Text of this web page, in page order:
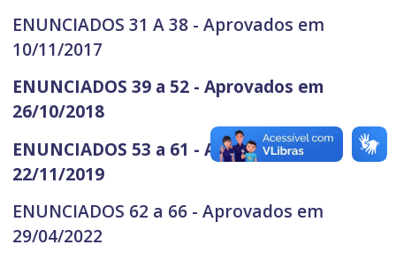
ENUNCIADOS 31 A 38 - Aprovados em
10/11/2017
ENUNCIADOS 39 a 52 - Aprovados em
26/10/2018
ENUNCIADOS 53 a 61 - Aprovados em
22/11/2019
ENUNCIADOS 62 a 66 - Aprovados em
29/04/2022